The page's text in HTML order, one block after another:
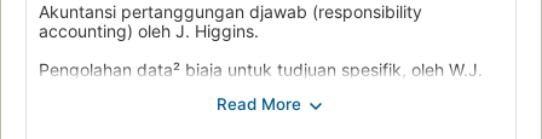
Akuntansi pertanggungan djawab (responsibility
accounting) oleh J. Higgins.
Pengolahan data² biaja untuk tudjuan spesifik, oleh W.J.